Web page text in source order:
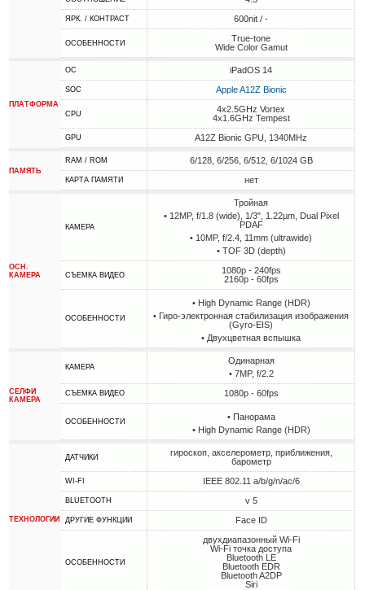
ЯРК. / КОНТРАСТ 600nit / -
ОСОБЕННОСТИ
True-tone
Wide Color Gamut
ПЛАТФОРМА
ОС iPadOS 14
SOC Apple A12Z Bionic
CPU
4x2.5GHz Vortex
4x1.6GHz Tempest
GPU A12Z Bionic GPU, 1340MHz
ПАМЯТЬ
RAM / ROM 6/128, 6/256, 6/512, 6/1024 GB
КАРТА ПАМЯТИ нет
ОСН.
КАМЕРА
КАМЕРА
Тройная
• 12MP, f/1.8 (wide), 1/3", 1.22µm, Dual Pixel
PDAF
• 10MP, f/2.4, 11mm (ultrawide)
• TOF 3D (depth)
СЪЕМКА ВИДЕО
1080p - 240fps
2160p - 60fps
ОСОБЕННОСТИ
• High Dynamic Range (HDR)
• Гиро-электронная стабилизация изображения
(Gyro-EIS)
• Двухцветная вспышка
СЕЛФИ
КАМЕРА
КАМЕРА
Одинарная
• 7MP, f/2.2
СЪЕМКА ВИДЕО 1080p - 60fps
ОСОБЕННОСТИ
• Панорама
• High Dynamic Range (HDR)
ТЕХНОЛОГИИ
ДАТЧИКИ
гироскоп, акселерометр, приближения,
барометр
WI-FI IEEE 802.11 a/b/g/n/ac/6
BLUETOOTH v 5
ДРУГИЕ ФУНКЦИИ Face ID
ОСОБЕННОСТИ
двухдиапазонный Wi-Fi
Wi-Fi точка доступа
Bluetooth LE
Bluetooth EDR
Bluetooth A2DP
Siri